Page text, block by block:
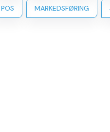
POS MARKEDSFØRING